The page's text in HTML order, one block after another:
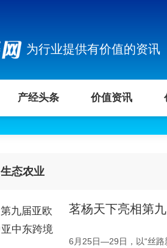
为行业提供有价值的资讯
产经头条 价值资讯
生态农业
茗杨天下亮相第
6月25日—29日，以“丝路